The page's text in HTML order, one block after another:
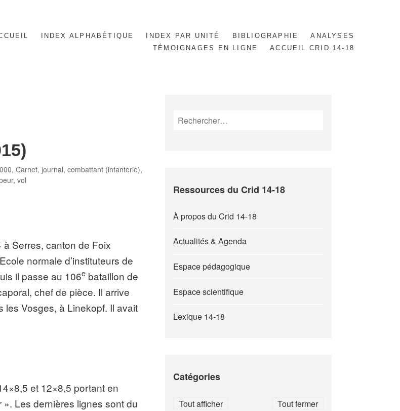
INDEX ALPHABÉTIQUE INDEX PAR UNITÉ BIBLIOGRAPHIE
ANALYSES
TÉMOIGNAGES EN LIGNE
ACCUEIL CRID 14-18
,Carnet, journal,combattant (infanterie),
,vol
Serres, canton de Foix
normale d’instituteurs de
il passe au 106e bataillon de
chef de pièce. Il arrive
les Vosges, à Linekopf. Il avait
et 12×8,5 portant en
Les dernières lignes sont du
Rechercher :
Ressources du Crid 14-18
À propos du Crid 14-18
Actualités & Agenda
Espace pédagogique
Espace scientifique
Lexique 14-18
Catégories
Tout fermer
Tout afficher